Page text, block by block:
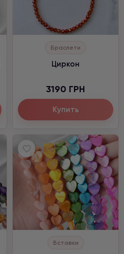
Браслети
Циркон
3190 ГРН
Купить
Вставки